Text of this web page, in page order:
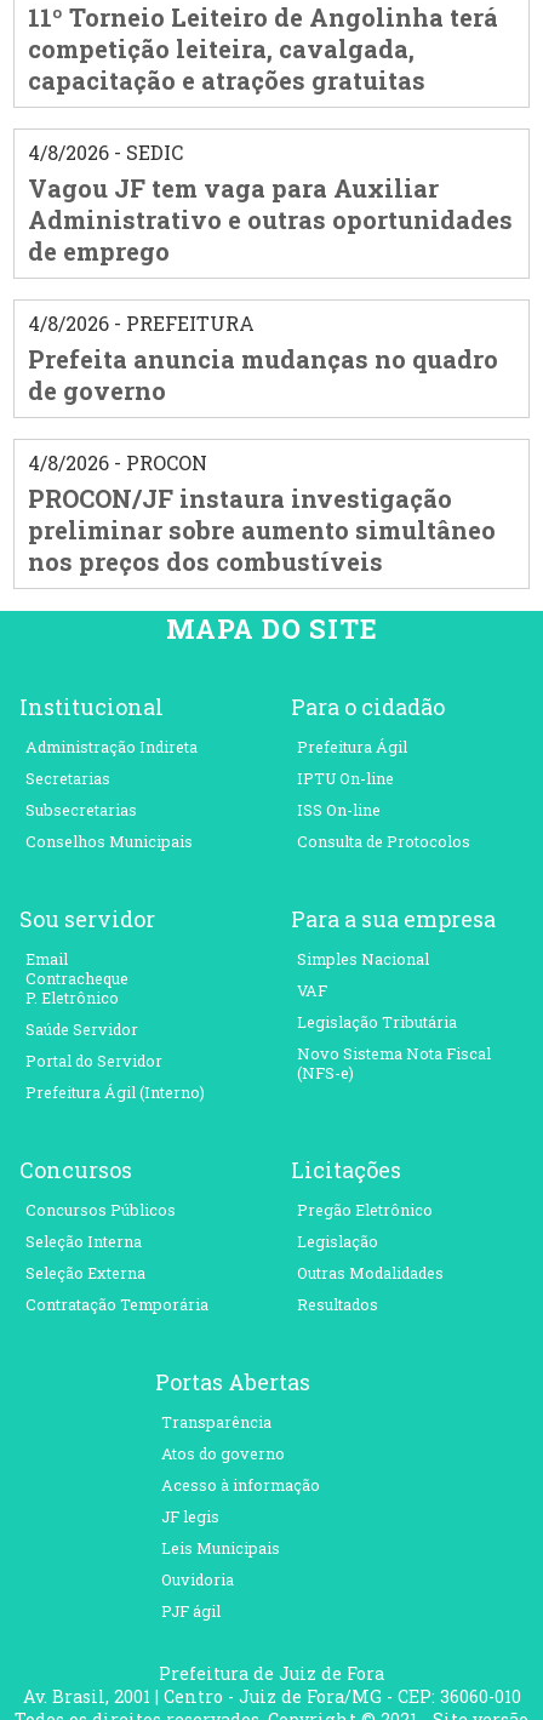
11º Torneio Leiteiro de Angolinha terá
competição leiteira, cavalgada,
capacitação e atrações gratuitas
4/8/2026 - SEDIC
Vagou JF tem vaga para Auxiliar
Administrativo e outras oportunidades
de emprego
4/8/2026 - PREFEITURA
Prefeita anuncia mudanças no quadro
de governo
4/8/2026 - PROCON
PROCON/JF instaura investigação
preliminar sobre aumento simultâneo
nos preços dos combustíveis
MAPA DO SITE
Institucional
Administração Indireta
Secretarias
Subsecretarias
Conselhos Municipais
Para o cidadão
Prefeitura Ágil
IPTU On-line
ISS On-line
Consulta de Protocolos
Sou servidor
Email
Contracheque
P. Eletrônico
Saúde Servidor
Portal do Servidor
Prefeitura Ágil (Interno)
Para a sua empresa
Simples Nacional
VAF
Legislação Tributária
Novo Sistema Nota Fiscal
(NFS-e)
Concursos
Concursos Públicos
Seleção Interna
Seleção Externa
Contratação Temporária
Licitações
Pregão Eletrônico
Legislação
Outras Modalidades
Resultados
Portas Abertas
Transparência
Atos do governo
Acesso à informação
JF legis
Leis Municipais
Ouvidoria
PJF ágil
Prefeitura de Juiz de Fora
Av. Brasil, 2001 | Centro - Juiz de Fora/MG - CEP: 36060-010